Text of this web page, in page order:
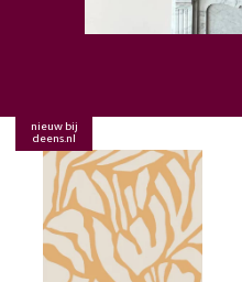
nieuw bij
deens.nl